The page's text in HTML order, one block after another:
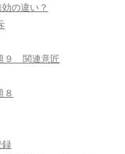
の違い？
９ 関連意匠
録